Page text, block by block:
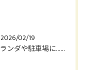
2026/02/19
ベランダや駐車場に…鳥のフン、困っていませんか？😓